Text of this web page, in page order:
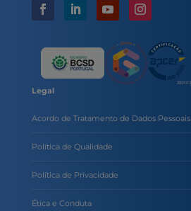
Legal
Acordo de Tratamento de Dados Pessoais
Política de Qualidade
Política de Privacidade
Ética e Conduta